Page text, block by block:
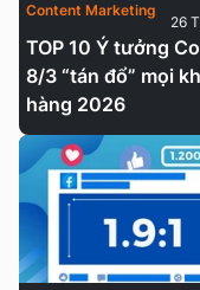
TOP 10 Ý tưởng
8/3 “tán đổ” mọi
hàng 2026
Content Marketing
26